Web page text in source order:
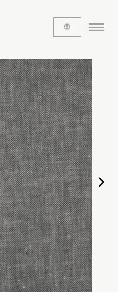
US
us
fabrics
Fall/Winter
Summer